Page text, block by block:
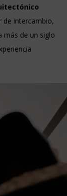
de intercambio,
más de un siglo